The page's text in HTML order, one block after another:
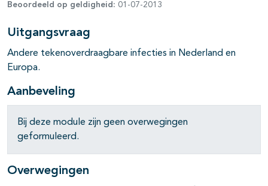
open- en dichtklappen
open- en dichtklappen
Beoordeeld op geldigheid: 01-07-2013
Uitgangsvraag
Andere tekenoverdraagbare infecties in Nederland en
Europa.
Aanbeveling
Bij deze module zijn geen overwegingen
geformuleerd.
Overwegingen